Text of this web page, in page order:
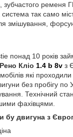
зубчастого ременя
так само
змішування,
понад 10 років
Кліо 1.4 b 8v з
які
без пробігу по
Технічний
фахівцями.
бу двигуна з